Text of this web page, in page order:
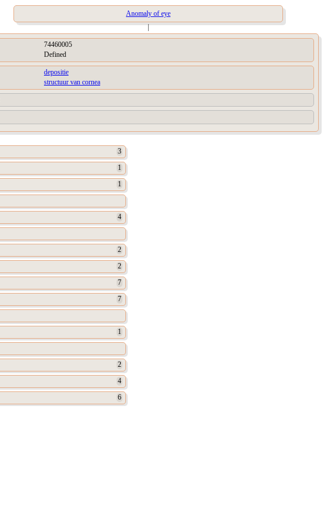
Anomaly of eye
|
74460005
Defined
depositie
structuur van cornea
3
1
1
4
2
2
7
7
1
2
4
6